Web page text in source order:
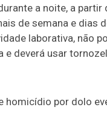
a noite, a partir
de semana e dias
laborativa, não
e deverá usar
homicídio por dolo